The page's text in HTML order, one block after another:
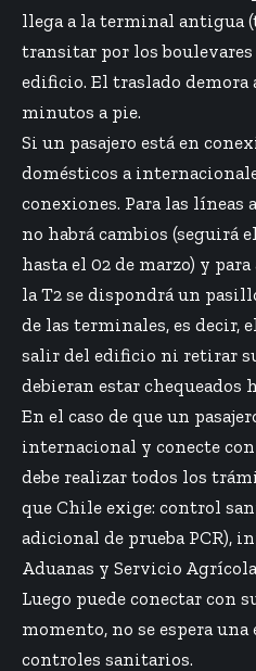
llega a la terminal antigua
transitar por los
edificio. El traslado demora
minutos a pie.
Si un pasajero está en
domésticos a
conexiones. Para las líneas
no habrá cambios (seguirá
hasta el 02 de marzo) y
la T2 se dispondrá un
de las terminales, es decir,
salir del edificio ni retirar
debieran estar chequeados
En el caso de que un
internacional y conecte
debe realizar todos los
que Chile exige: control
adicional de prueba PCR),
Aduanas y Servicio
Luego puede conectar con
momento, no se espera
controles sanitarios.